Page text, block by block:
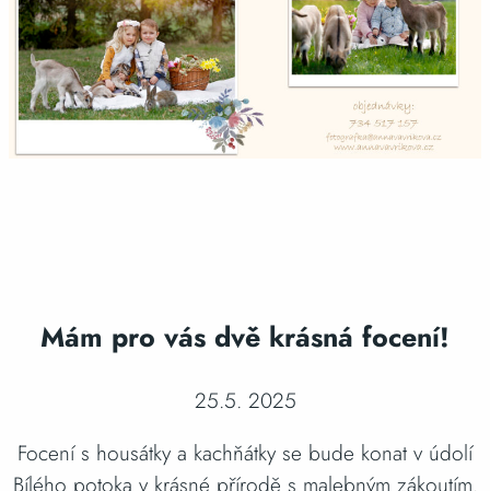
Mám pro vás dvě krásná focení!
25.5. 2025
Focení s housátky a kachňátky se bude konat v údolí